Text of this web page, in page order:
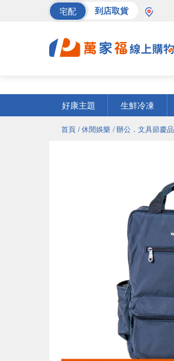
宅配 到店取貨
好康主題
生鮮冷凍
首頁 / 休閒娛樂 / 辦公．文具節慶品